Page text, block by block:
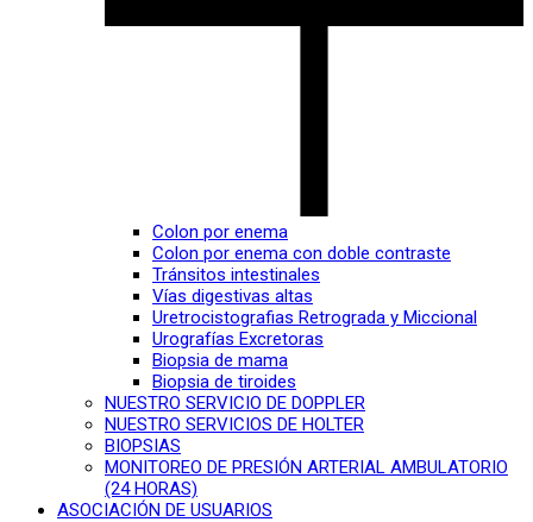
Colon por enema
Colon por enema con doble contraste
Tránsitos intestinales
Vías digestivas altas
Uretrocistografias Retrograda y Miccional
Urografías Excretoras
Biopsia de mama
Biopsia de tiroides
NUESTRO SERVICIO DE DOPPLER
NUESTRO SERVICIOS DE HOLTER
BIOPSIAS
MONITOREO DE PRESIÓN ARTERIAL AMBULATORIO
(24 HORAS)
ASOCIACIÓN DE USUARIOS